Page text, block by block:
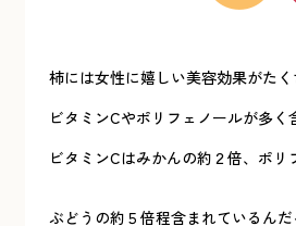
柿には女性に嬉しい美容効果がたく
ビタミンCやポリフェノールが多く
ビタミンCはみかんの約２倍、ポリ
ぶどうの約５倍程含まれているんだ